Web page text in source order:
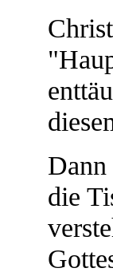
die